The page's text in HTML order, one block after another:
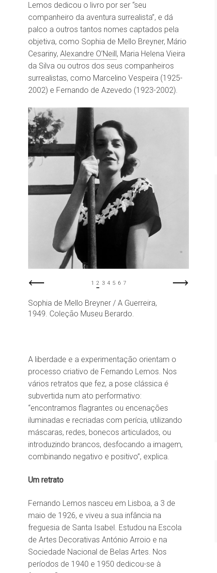
Lemos dedicou o livro por ser “seu
companheiro da aventura surrealista”, e dá
palco a outros tantos nomes captados pela
objetiva, como Sophia de Mello Breyner, Mário
Cesariny, Alexandre O’Neill, Maria Helena Vieira
da Silva ou outros dos seus companheiros
surrealistas, como Marcelino Vespeira (1925-
2002) e Fernando de Azevedo (1923-2002).
Sophia de Mello Breyner / A Guerreira,
1949. Coleção Museu Berardo.
1 2 3 4 5 6 7
A liberdade e a experimentação orientam o
processo criativo de Fernando Lemos. Nos
vários retratos que fez, a pose clássica é
subvertida num ato performativo:
“encontramos flagrantes ou encenações
iluminadas e recriadas com perícia, utilizando
máscaras, redes, bonecos articulados, ou
introduzindo brancos, desfocando a imagem,
combinando negativo e positivo”, explica.
Um retrato
Fernando Lemos nasceu em Lisboa, a 3 de
maio de 1926, e viveu a sua infância na
freguesia de Santa Isabel. Estudou na Escola
de Artes Decorativas António Arroio e na
Sociedade Nacional de Belas Artes. Nos
períodos de 1940 e 1950 dedicou-se à